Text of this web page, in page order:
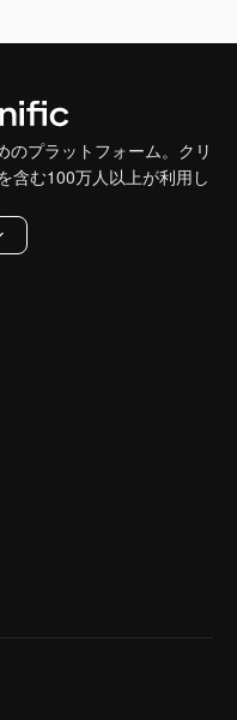
のプラットフォーム。クリ
含む100万人以上が利用し